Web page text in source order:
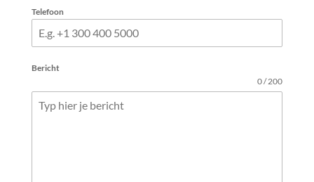
Telefoon
Bericht
0 / 200